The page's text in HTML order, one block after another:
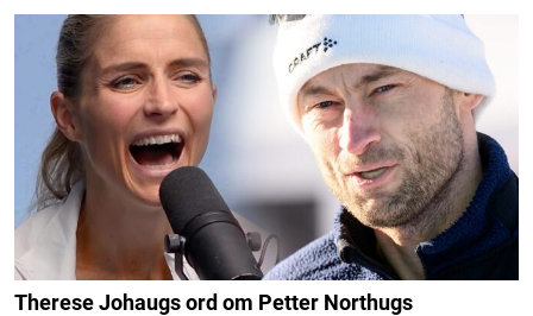
Therese Johaugs ord om Petter Northugs